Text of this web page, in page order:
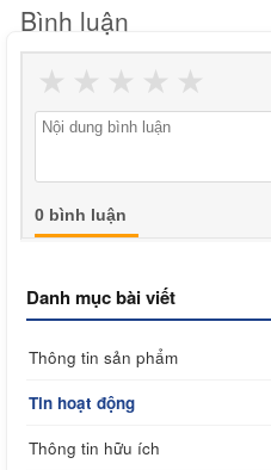
Bình luận
★
★
★
★
★
0 bình luận
Danh mục bài viết
Thông tin sản phẩm
Tin hoạt động
Thông tin hữu ích